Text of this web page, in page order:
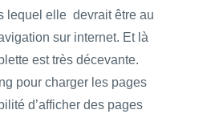
lequel elle devrait être au
sur internet. Et là
est très décevante.
pour charger les pages
d’afficher des pages